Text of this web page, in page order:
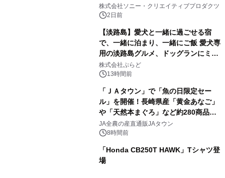
ラボレーション サウナイキタイコラ
ボグッズも発売決定！
株式会社ソニー・クリエイティブプロダクツ
2日前
【淡路島】愛犬と一緒に過ごせる宿
で、一緒に泊まり、一緒にご飯 愛犬専
用の淡路島グルメ、ドッグランにミニ
プール グランピングとトレーラーハウ
スの2施設で
株式会社ぷらど
13時間前
「ＪＡタウン」で「魚の日限定セー
ル」を開催！長崎県産「黄金あなご」
や「天然本まぐろ」など約280商品を
販売！～毎月１０日の定例企画～
JA全農の産直通販JAタウン
8時間前
「Honda CB250T HAWK」Tシャツ登
場